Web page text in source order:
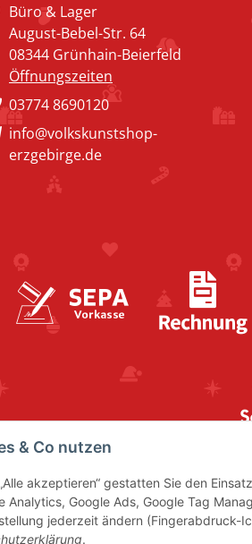
Büro & Lager
August-Bebel-Str. 64
08344 Grünhain-Beierfeld
Öffnungszeiten
03774 8690120
info@volkskunstshop-
erzgebirge.de
& Co nutzen
akzeptieren“ gestatten Sie den
Analytics, Google Ads, Google Tag
jederzeit ändern (Fingerabdruck-
.